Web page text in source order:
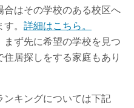
はその学校のある校区へ
。 詳細はこちら。
ず先に希望の学校を見つ
居探しをする家庭もあり
ンキングについては下記